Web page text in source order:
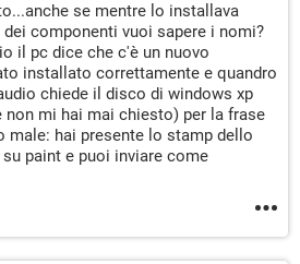
se mentre lo installava
componenti vuoi sapere i nomi?
il pc dice che c'è un nuovo
installato correttamente e quandro
chiede il disco di windows xp
mi hai mai chiesto) per la frase
male: hai presente lo stamp dello
paint e puoi inviare come